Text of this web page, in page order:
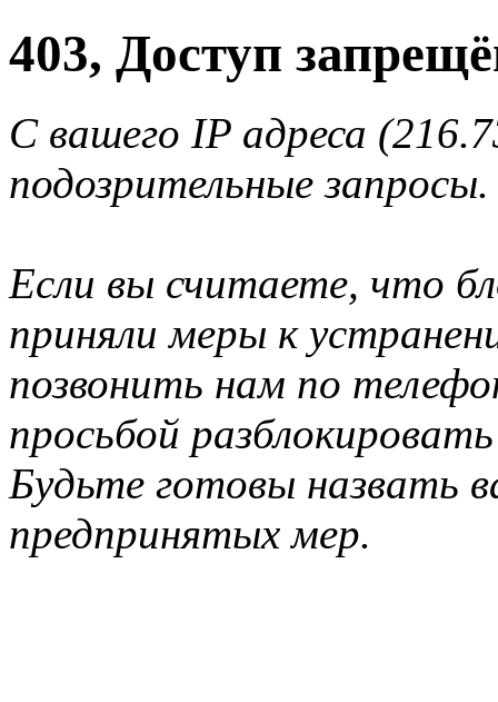
403, Доступ
С вашего IP адреса
подозрительные запросы.
Если вы считаете, что
приняли меры к
позвонить нам по
просьбой
Будьте готовы назвать
предпринятых мер.